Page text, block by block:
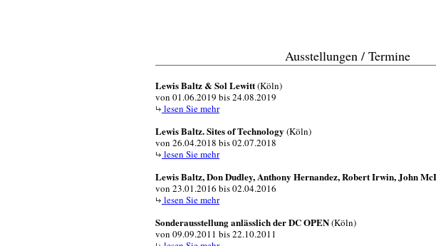
Ausstellungen / Termine
Lewis Baltz & Sol Lewitt(Köln)
von 01.06.2019 bis 24.08.2019
lesen Sie mehr
Lewis Baltz. Sites of Technology (Köln)
von 26.04.2018 bis 02.07.2018
lesen Sie mehr
Lewis Baltz, Don Dudley, Anthony Hernandez, Robert Irwin, John
von 23.01.2016 bis 02.04.2016
lesen Sie mehr
Sonderausstellung anlässlich der DC OPEN(Köln)
von 09.09.2011 bis 22.10.2011